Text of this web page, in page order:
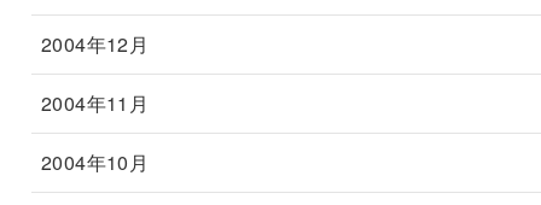
2004年12月
2004年11月
2004年10月